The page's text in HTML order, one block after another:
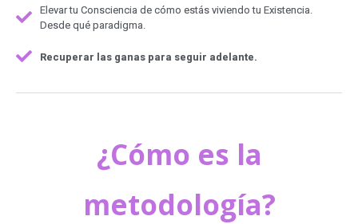
Elevar tu Consciencia de cómo estás viviendo tu Existencia.
Desde qué paradigma.
Recuperar las ganas para seguir adelante.
¿Cómo es la
metodología?